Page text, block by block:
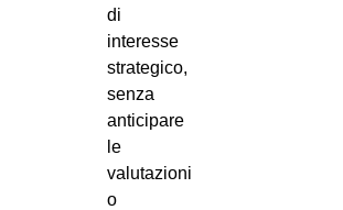
di
interesse
strategico,
senza
anticipare
le
valutazioni
o